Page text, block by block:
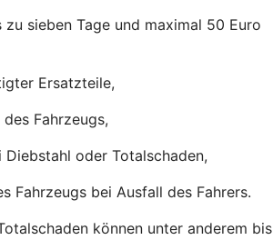
sieben Tage und maximal 50 Euro
Ersatzteile,
Fahrzeugs,
Diebstahl oder Totalschaden,
Fahrzeugs bei Ausfall des Fahrers.
können unter anderem bis